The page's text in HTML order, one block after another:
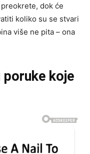
dok će
koliko su se stvari
više ne pita – ona
poruke koje